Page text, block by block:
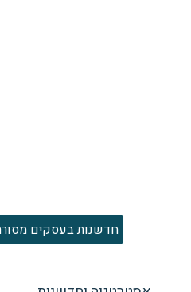
חדשנות בעסקים מסורתיים (LOW TECH)